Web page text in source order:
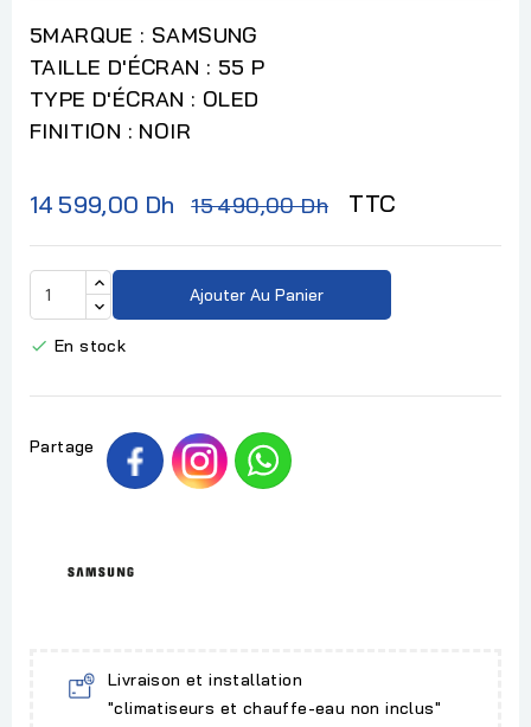
5MARQUE : SAMSUNG
TAILLE D'ÉCRAN : 55 P
TYPE D'ÉCRAN : OLED
FINITION : NOIR
14 599,00 Dh 15 490,00 Dh TTC
Ajouter Au Panier
 En stock
Partage
Livraison et installation
"climatiseurs et chauffe-eau non inclus"